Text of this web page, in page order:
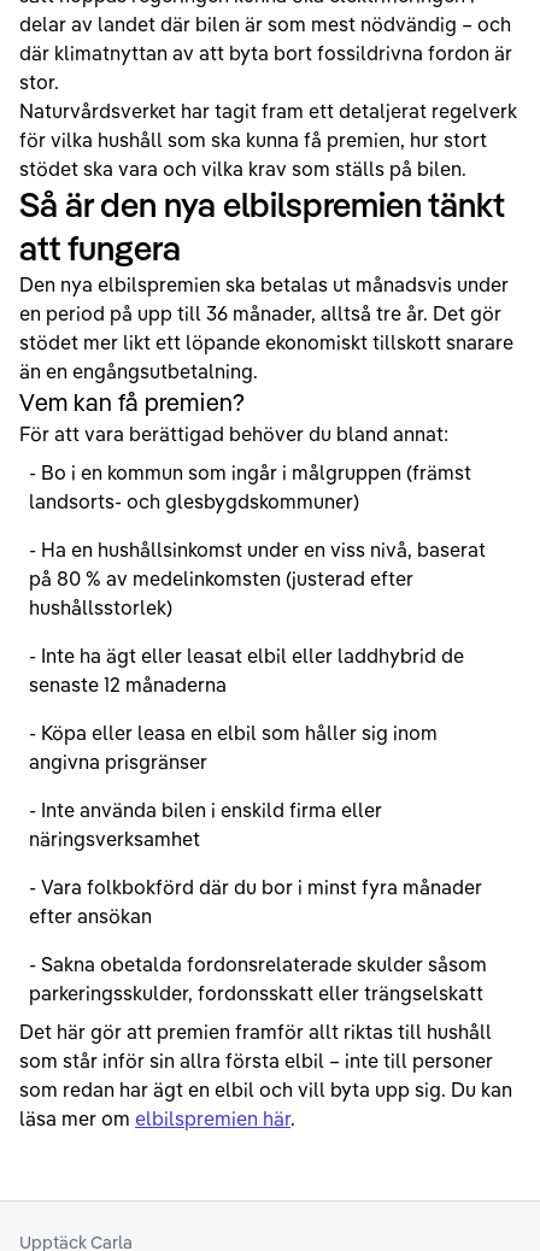
delar av landet där bilen är som mest nödvändig – och
där klimatnyttan av att byta bort fossildrivna fordon är
stor.
Naturvårdsverket har tagit fram ett detaljerat regelverk
för vilka hushåll som ska kunna få premien, hur stort
stödet ska vara och vilka krav som ställs på bilen.
Så är den nya elbilspremien tänkt
att fungera
Den nya elbilspremien ska betalas ut månadsvis under
en period på upp till 36 månader, alltså tre år. Det gör
stödet mer likt ett löpande ekonomiskt tillskott snarare
än en engångsutbetalning.
Vem kan få premien?
För att vara berättigad behöver du bland annat:
- Bo i en kommun som ingår i målgruppen (främst
landsorts- och glesbygdskommuner)
- Ha en hushållsinkomst under en viss nivå, baserat
på 80 % av medelinkomsten (justerad efter
hushållsstorlek)
- Inte ha ägt eller leasat elbil eller laddhybrid de
senaste 12 månaderna
- Köpa eller leasa en elbil som håller sig inom
angivna prisgränser
- Inte använda bilen i enskild firma eller
näringsverksamhet
- Vara folkbokförd där du bor i minst fyra månader
efter ansökan
- Sakna obetalda fordonsrelaterade skulder såsom
parkeringsskulder, fordonsskatt eller trängselskatt
Det här gör att premien framför allt riktas till hushåll
som står inför sin allra första elbil – inte till personer
som redan har ägt en elbil och vill byta upp sig. Du kan
läsa mer om elbilspremien här.
Upptäck Carla